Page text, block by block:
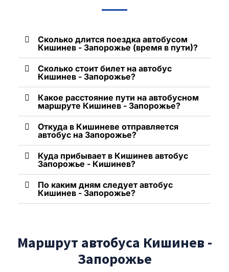
Сколько длится поездка автобусом
Кишинев - Запорожье (время в пути)?
Сколько стоит билет на автобус
Кишинев - Запорожье?
Какое расстояние пути на автобусном
маршруте Кишинев - Запорожье?
Откуда в Кишиневе отправляется
автобус на Запорожье?
Куда прибывает в Кишинев автобус
Запорожье - Кишинев?
По каким дням следует автобус
Кишинев - Запорожье?
Маршрут автобуса Кишинев -
Запорожье